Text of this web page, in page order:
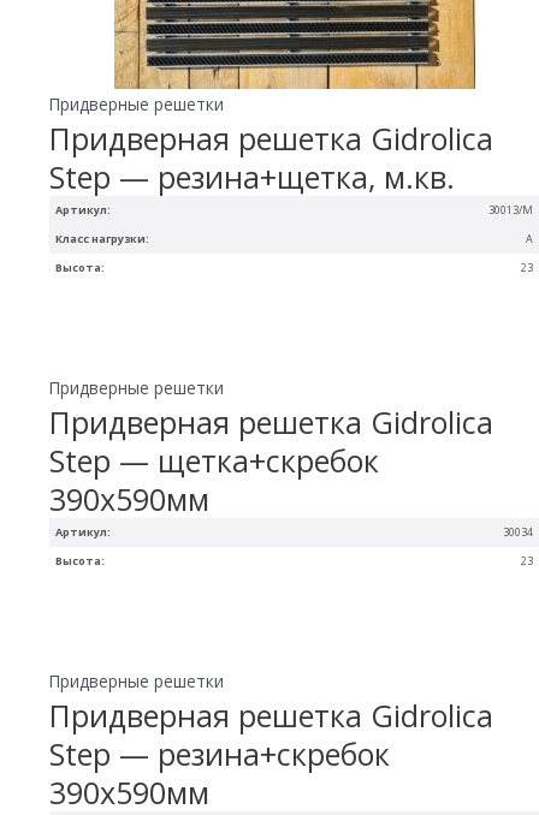
Артикул: 30013/М
Высота: 23
Класс нагрузки: A
Придверные решетки
Придверная решетка Gidrolica
Step — резина+щетка, м.кв.
Артикул:
30034
Высота:
23
Придверные решетки
Придверная решетка Gidrolica
Step — щетка+скребок
390х590мм
Придверные решетки
Придверная решетка Gidrolica
Step — резина+скребок
390х590мм